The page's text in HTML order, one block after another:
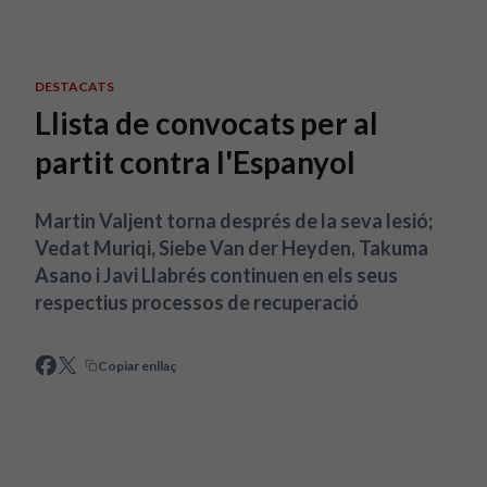
DESTACATS
Llista de convocats per al
partit contra l'Espanyol
Martin Valjent torna després de la seva lesió;
Vedat Muriqi, Siebe Van der Heyden, Takuma
Asano i Javi Llabrés continuen en els seus
respectius processos de recuperació
Copiar enllaç